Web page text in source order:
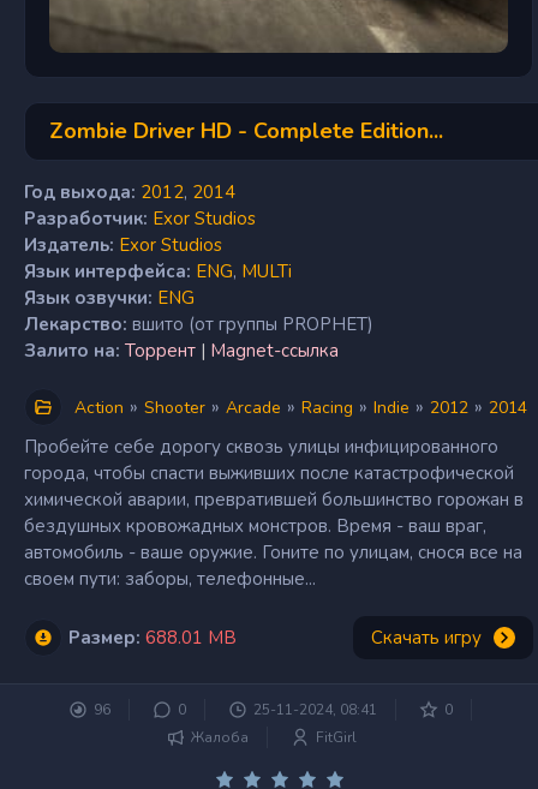
Zombie Driver HD - Complete Edition...
Год выхода: 2012, 2014
Разработчик: Exor Studios
Издатель: Exor Studios
Язык интерфейса: ENG, MULTi
Язык озвучки: ENG
Лекарство: вшито (от группы PROPHET)
Залито на: Торрент | Magnet-ссылка
Action » Shooter » Arcade » Racing » Indie » 2012 » 2014
Пробейте себе дорогу сквозь улицы инфицированного
города, чтобы спасти выживших после катастрофической
химической аварии, превратившей большинство горожан в
бездушных кровожадных монстров. Время - ваш враг,
автомобиль - ваше оружие. Гоните по улицам, снося все на
своем пути: заборы, телефонные...
Размер: 688.01 MB Скачать игру
96 0 25-11-2024, 08:41
0
Жалоба
FitGirl